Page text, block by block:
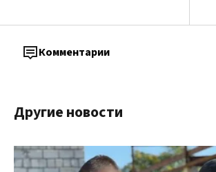
Комментарии
Другие новости